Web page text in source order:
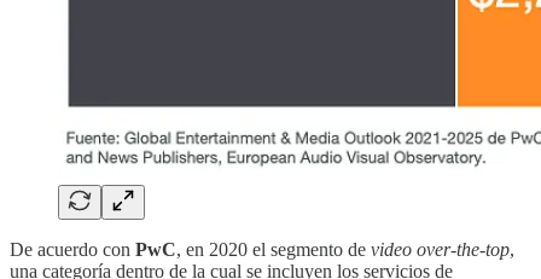
De acuerdo con PwC, en 2020 el segmento de video over-the-top,
una categoría dentro de la cual se incluyen los servicios de